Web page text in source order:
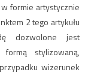
formie artystycznie
2 tego artykułu
dozwolone jest
stylizowaną,
wizerunek